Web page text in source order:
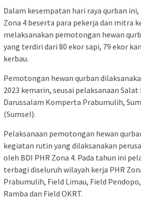
Dalam kesempatan hari raya qurban ini,
Zona 4 beserta para pekerja dan mitra
melaksanakan pemotongan hewan
yang terdiri dari 80 ekor sapi, 79 ekor
kerbau.
Pemotongan hewan qurban
2023 kemarin, seusai pelaksanaan Salat
Darussalam Komperta Prabumulih,
(Sumsel).
Pelaksanaan pemotongan hewan
kegiatan rutin yang dilaksanakan
oleh BDI PHR Zona 4. Pada tahun ini
terbagi diseluruh wilayah kerja PHR
Prabumulih, Field Limau, Field
Ramba dan Field OKRT.